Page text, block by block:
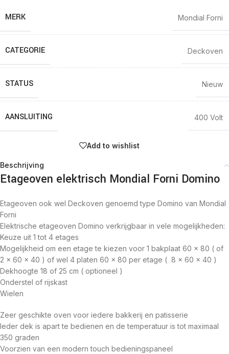
MERK Mondial Forni
CATEGORIE Deckoven
STATUS Nieuw
AANSLUITING 400 Volt
Add to wishlist
Beschrijving
Etageoven elektrisch Mondial Forni Domino
Etageoven ook wel Deckoven genoemd type Domino van Mondial
Forni
Elektrische etageoven Domino verkrijgbaar in vele mogelijkheden:
Keuze uit 1 tot 4 etages
Mogelijkheid om een etage te kiezen voor 1 bakplaat 60 x 80 ( of
2 x 60 x 40 ) of wel 4 platen 60 x 80 per etage ( 8 x 60 x 40 )
Dekhoogte 18 of 25 cm ( optioneel )
Onderstel of rijskast
Wielen
Zeer geschikte oven voor iedere bakkerij en patisserie
Ieder dek is apart te bedienen en de temperatuur is tot maximaal
350 graden
Voorzien van een modern touch bedieningspaneel